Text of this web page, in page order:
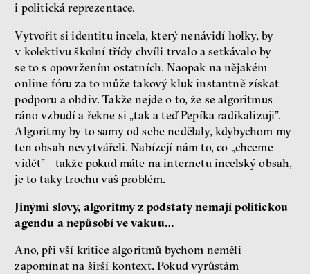
i politická reprezentace.
Vytvořit si identitu incela, který nenávidí holky, by
v kolektivu školní třídy chvíli trvalo a setkávalo by
se to s opovržením ostatních. Naopak na nějakém
online fóru za to může takový kluk instantně získat
podporu a obdiv. Takže nejde o to, že se algoritmus
ráno vzbudí a řekne si „tak a teď Pepíka radikalizuji”.
Algoritmy by to samy od sebe nedělaly, kdybychom my
ten obsah nevytvářeli. Nabízejí nám to, co „chceme
vidět” - takže pokud máte na internetu incelský obsah,
je to taky trochu váš problém.
Jinými slovy, algoritmy z podstaty nemají politickou
agendu a nepůsobí ve vakuu…
Ano, při vší kritice algoritmů bychom neměli
zapomínat na širší kontext. Pokud vyrůstám